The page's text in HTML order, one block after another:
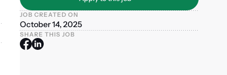
JOB CREATED ON
October 14, 2025
SHARE THIS JOB